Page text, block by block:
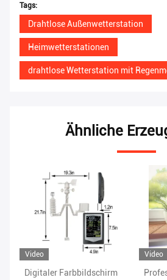
Tags:
Drahtlose Außenwetterstation
Heimwetterstationen
drahtlose Wetterstation mit
Ähnliche
Video
Professionelle Temperatur-